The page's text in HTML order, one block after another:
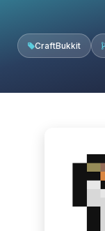
CraftBukkit